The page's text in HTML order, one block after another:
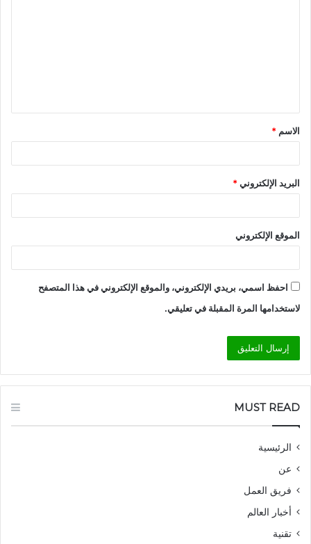
ق
*
الاسم *
البريد الإلكتروني*
الموقع الإلكتروني
احفظ اسمي، بريدي الإلكتروني، والموقع الإلكتروني في هذا المتصفح
لاستخدامها المرة المقبلة في تعليقي.
MUST READ
الرئيسية
عن
فريق العمل
أخبار العالم
تقنية